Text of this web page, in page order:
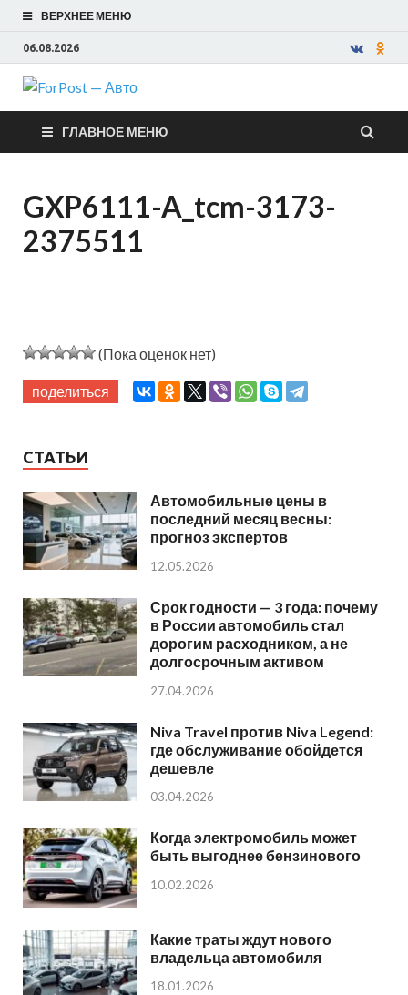
ВЕРХНЕЕ МЕНЮ
06.08.2026
ForPost —
Авто
ГЛАВНОЕ МЕНЮ
GXP6111-A_tcm-3173-
2375511
(Пока оценок нет)
поделиться
СТАТЬИ
Автомобильные цены в
последний месяц весны:
прогноз экспертов
12.05.2026
Срок годности — 3 года: почему
в России автомобиль стал
дорогим расходником, а не
долгосрочным активом
27.04.2026
Niva Travel против Niva Legend:
где обслуживание обойдется
дешевле
03.04.2026
Когда электромобиль может
быть выгоднее бензинового
10.02.2026
Какие траты ждут нового
владельца автомобиля
18.01.2026